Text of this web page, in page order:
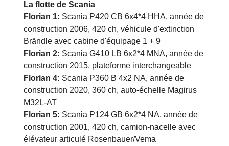
La flotte de Scania
Florian 1: Scania P420 CB 6x4*4 HHA, année de
construction 2006, 420 ch, véhicule d'extinction
Brändle avec cabine d'équipage 1 + 9
Florian 2: Scania G410 LB 6x2*4 MNA, année de
construction 2015, plateforme interchangeable
Florian 4: Scania P360 B 4x2 NA, année de
construction 2020, 360 ch, auto-échelle Magirus
M32L-AT
Florian 5: Scania P124 GB 6x2*4 NA, année de
construction 2001, 420 ch, camion-nacelle avec
élévateur articulé Rosenbauer/Vema